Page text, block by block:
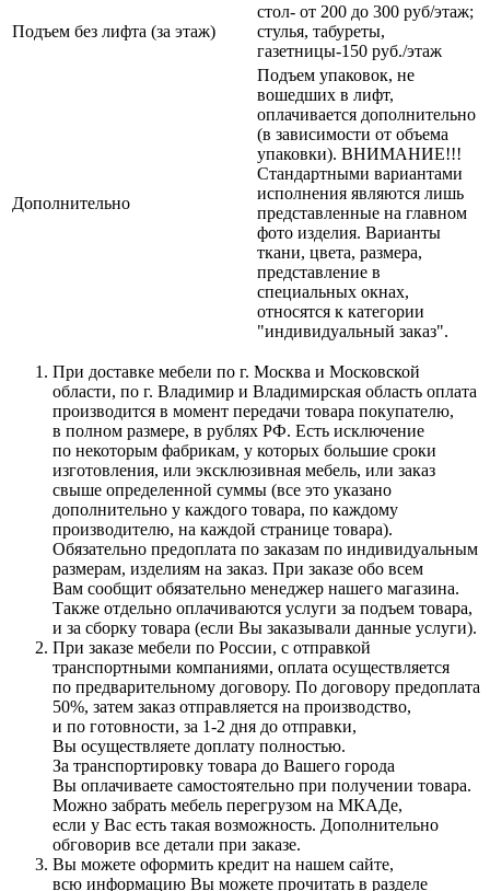
Подъем без лифта (за этаж)
стол- от 200 до 300 руб/этаж;
стулья, табуреты,
газетницы-150 руб./этаж
Дополнительно
Подъем упаковок, не
вошедших в лифт,
оплачивается дополнительно
(в зависимости от объема
упаковки). ВНИМАНИЕ!!!
Стандартными вариантами
исполнения являются лишь
представленные на главном
фото изделия. Варианты
ткани, цвета, размера,
представление в
специальных окнах,
относятся к категории
"индивидуальный заказ".
При доставке мебели по г. Москва и Московской
области, по г. Владимир и Владимирская область оплата
производится в момент передачи товара покупателю,
в полном размере, в рублях РФ. Есть исключение
по некоторым фабрикам, у которых большие сроки
изготовления, или эксклюзивная мебель, или заказ
свыше определенной суммы (все это указано
дополнительно у каждого товара, по каждому
производителю, на каждой странице товара).
Обязательно предоплата по заказам по индивидуальным
размерам, изделиям на заказ. При заказе обо всем
Вам сообщит обязательно менеджер нашего магазина.
Также отдельно оплачиваются услуги за подъем товара,
и за сборку товара (если Вы заказывали данные услуги).
При заказе мебели по России, с отправкой
транспортными компаниями, оплата осуществляется
по предварительному договору. По договору предоплата
50%, затем заказ отправляется на производство,
и по готовности, за 1-2 дня до отправки,
Вы осуществляете доплату полностью.
За транспортировку товара до Вашего города
Вы оплачиваете самостоятельно при получении товара.
Можно забрать мебель перегрузом на МКАДе,
если у Вас есть такая возможность. Дополнительно
обговорив все детали при заказе.
Вы можете оформить кредит на нашем сайте,
всю информацию Вы можете прочитать в разделе